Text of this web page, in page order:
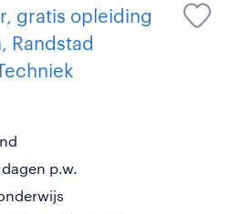
gratis opleiding
Randstad
p.w.